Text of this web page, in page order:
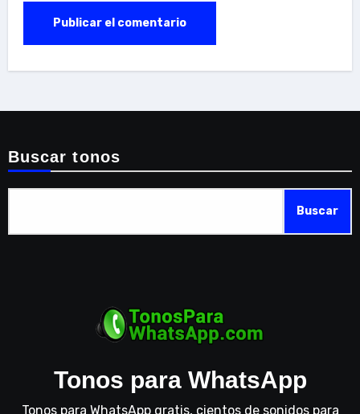
Buscar tonos
Buscar
Tonos para WhatsApp
Tonos para WhatsApp gratis, cientos de sonidos para